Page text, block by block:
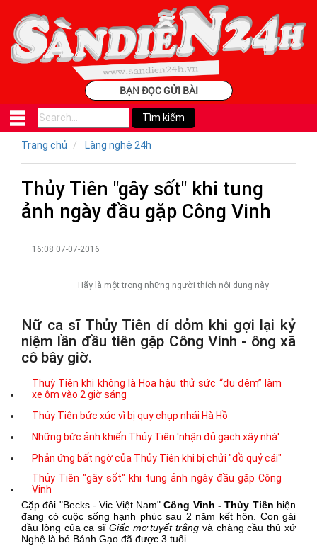
BẠN ĐỌC GỬI BÀI
Trang chủ Làng nghệ 24h
Thủy Tiên "gây sốt" khi tung
ảnh ngày đầu gặp Công Vinh
16:08 07-07-2016
Hãy là một trong những người thích nội dung này
Nữ ca sĩ Thủy Tiên dí dỏm khi gợi lại kỷ
niệm lần đầu tiên gặp Công Vinh - ông xã
cô bây giờ.
Thuỳ Tiên khi không là Hoa hậu thử sức “đu đêm” làm
xe ôm vào 2 giờ sáng
Thủy Tiên bức xúc vì bị quy chụp nhái Hà Hồ
Những bức ảnh khiến Thủy Tiên 'nhận đủ gạch xây nhà'
Phản ứng bất ngờ của Thủy Tiên khi bị chửi "đồ quỷ cái"
Thủy Tiên "gây sốt" khi tung ảnh ngày đầu gặp Công
Vinh
Cặp đôi "Becks - Vic Việt Nam" Công Vinh - Thủy Tiên hiện
đang có cuộc sống hạnh phúc sau 2 năm kết hôn. Con gái
đầu lòng của ca sĩ Giấc mơ tuyết trắng và chàng cầu thủ xứ
Nghệ là bé Bánh Gạo đã được 3 tuổi.